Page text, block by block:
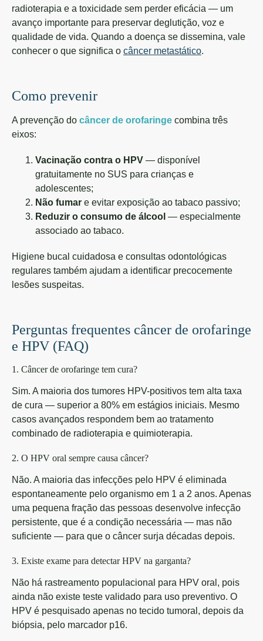
radioterapia e a toxicidade sem perder eficácia — um
avanço importante para preservar deglutição, voz e
qualidade de vida. Quando a doença se dissemina, vale
conhecer o que significa o câncer metastático.
Como prevenir
A prevenção do câncer de orofaringe combina três
eixos:
Vacinação contra o HPV — disponível
gratuitamente no SUS para crianças e
adolescentes;
Não fumar e evitar exposição ao tabaco passivo;
Reduzir o consumo de álcool — especialmente
associado ao tabaco.
Higiene bucal cuidadosa e consultas odontológicas
regulares também ajudam a identificar precocemente
lesões suspeitas.
Perguntas frequentes câncer de orofaringe
e HPV (FAQ)
1. Câncer de orofaringe tem cura?
Sim. A maioria dos tumores HPV-positivos tem alta taxa
de cura — superior a 80% em estágios iniciais. Mesmo
casos avançados respondem bem ao tratamento
combinado de radioterapia e quimioterapia.
2. O HPV oral sempre causa câncer?
Não. A maioria das infecções pelo HPV é eliminada
espontaneamente pelo organismo em 1 a 2 anos. Apenas
uma pequena fração das pessoas desenvolve infecção
persistente, que é a condição necessária — mas não
suficiente — para que o câncer surja décadas depois.
3. Existe exame para detectar HPV na garganta?
Não há rastreamento populacional para HPV oral, pois
ainda não existe teste validado para uso preventivo. O
HPV é pesquisado apenas no tecido tumoral, depois da
biópsia, pelo marcador p16.